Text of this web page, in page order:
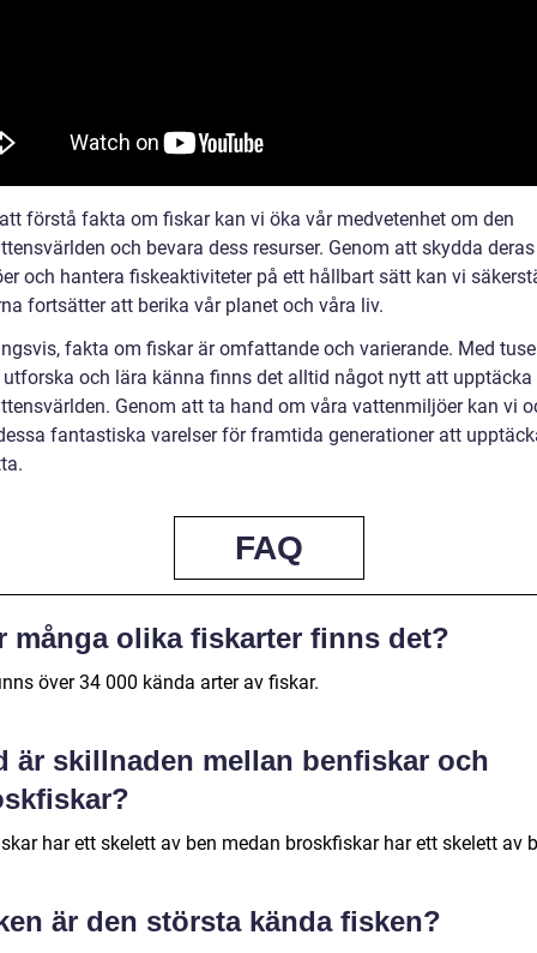
förstå fakta om fiskar kan vi öka vår medvetenhet om den
och bevara dess resurser. Genom att skydda deras
och hantera fiskeaktiviteter på ett hållbart sätt kan vi
fortsätter att berika vår planet och våra liv.
fakta om fiskar är omfattande och varierande. Med
och lära känna finns det alltid något nytt att upptäcka
Genom att ta hand om våra vattenmiljöer kan vi
fantastiska varelser för framtida generationer att
FAQ
många olika fiskarter finns det?
över 34 000 kända arter av fiskar.
är skillnaden mellan benfiskar och
har ett skelett av ben medan broskfiskar har ett skelett av
är den största kända fisken?